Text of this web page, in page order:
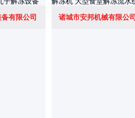
有限公司 诸城市安邦机械有限公司